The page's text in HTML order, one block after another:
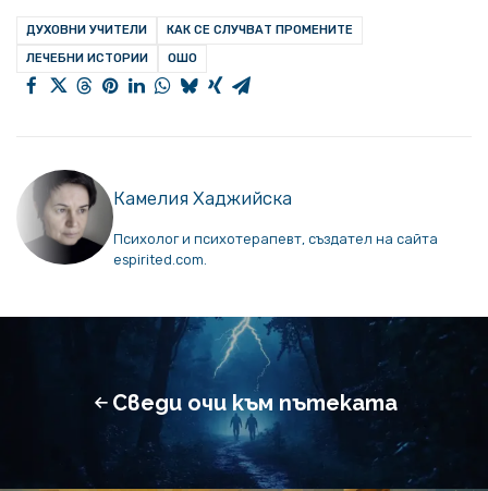
ДУХОВНИ УЧИТЕЛИ
КАК СЕ СЛУЧВАТ ПРОМЕНИТЕ
ЛЕЧЕБНИ ИСТОРИИ
ОШО
Камелия Хаджийска
Психолог и психотерапевт, създател на сайта
espirited.com.
Сведи очи към пътеката